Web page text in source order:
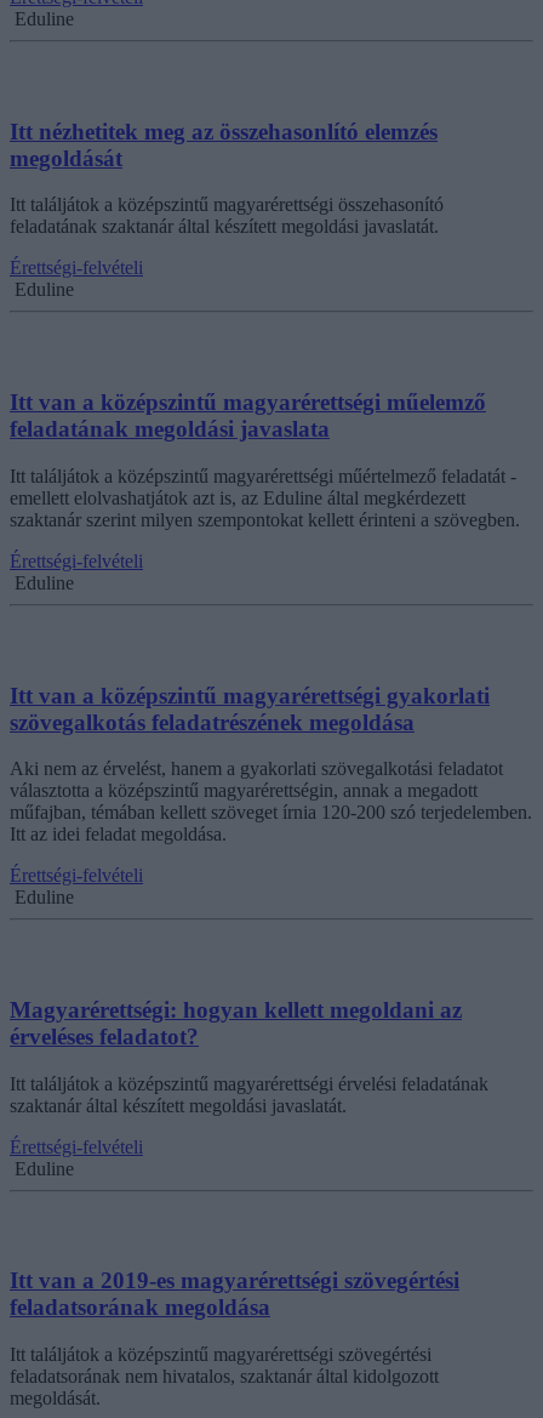
Eduline
Itt nézhetitek meg az összehasonlító elemzés
megoldását
Itt találjátok a középszintű magyarérettségi összehasonító
feladatának szaktanár által készített megoldási javaslatát.
Érettségi-felvételi
Eduline
Itt van a középszintű magyarérettségi műelemző
feladatának megoldási javaslata
Itt találjátok a középszintű magyarérettségi műértelmező feladatát -
emellett elolvashatjátok azt is, az Eduline által megkérdezett
szaktanár szerint milyen szempontokat kellett érinteni a szövegben.
Érettségi-felvételi
Eduline
Itt van a középszintű magyarérettségi gyakorlati
szövegalkotás feladatrészének megoldása
Aki nem az érvelést, hanem a gyakorlati szövegalkotási feladatot
választotta a középszintű magyarérettségin, annak a megadott
műfajban, témában kellett szöveget írnia 120-200 szó terjedelemben.
Itt az idei feladat megoldása.
Érettségi-felvételi
Eduline
Magyarérettségi: hogyan kellett megoldani az
érveléses feladatot?
Itt találjátok a középszintű magyarérettségi érvelési feladatának
szaktanár által készített megoldási javaslatát.
Érettségi-felvételi
Eduline
Itt van a 2019-es magyarérettségi szövegértési
feladatsorának megoldása
Itt találjátok a középszintű magyarérettségi szövegértési
feladatsorának nem hivatalos, szaktanár által kidolgozott
megoldását.